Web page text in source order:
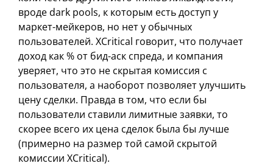
вроде dark pools, к которым есть доступ у
маркет-мейкеров, но нет у обычных
пользователей. XCritical говорит, что получает
доход как % от бид-аск спреда, и компания
уверяет, что это не скрытая комиссия с
пользователя, а наоборот позволяет улучшить
цену сделки. Правда в том, что если бы
пользователи ставили лимитные заявки, то
скорее всего их цена сделок была бы лучше
(примерно на размер той самой скрытой
комиссии XCritical).